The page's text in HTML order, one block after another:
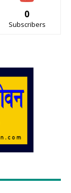
0
Subscribers